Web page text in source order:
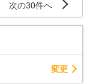
次の30件へ
変更